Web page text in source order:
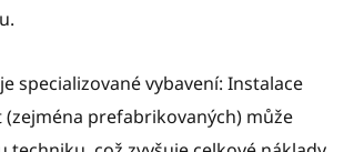
specializované vybavení: Instalace
prefabrikovaných) může